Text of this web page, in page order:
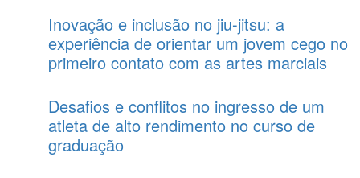
Inovação e inclusão no jiu-jitsu: a
experiência de orientar um jovem cego no
primeiro contato com as artes marciais
Desafios e conflitos no ingresso de um
atleta de alto rendimento no curso de
graduação